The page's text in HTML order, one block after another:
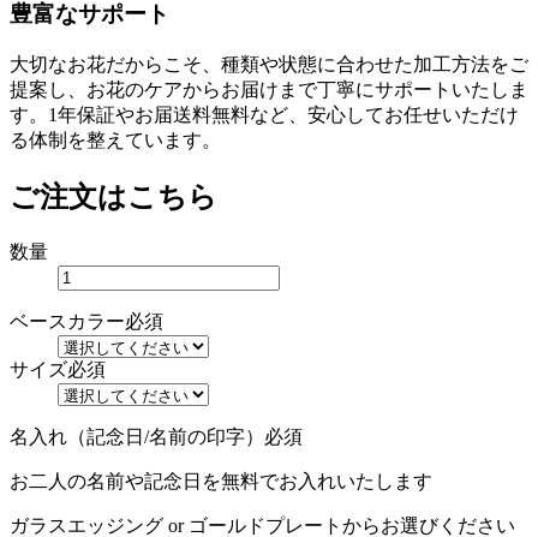
豊富なサポート
大切なお花だからこそ、種類や状態に合わせた加工方法をご
提案し、お花のケアからお届けまで丁寧にサポートいたしま
す。 1年保証やお届送料無料など、安心してお任せいただけ
る体制を整えています。
ご注文はこちら
数量
ベースカラー必須
サイズ必須
名入れ（記念日/名前の印字） 必須
お二人の名前や記念日を無料でお入れいたします
ガラスエッジング or ゴールドプレートからお選びください